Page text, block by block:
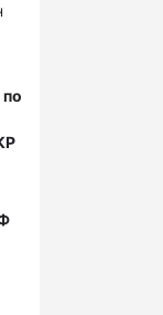
по